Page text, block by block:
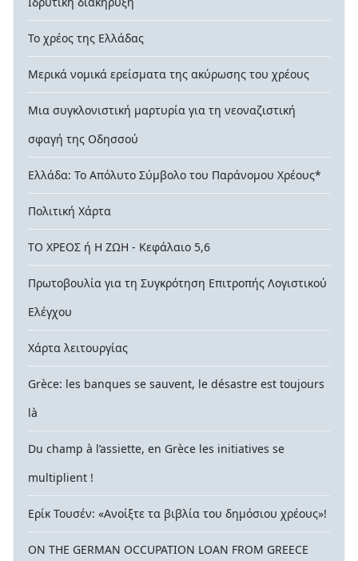
Το χρέος της Ελλάδας
Μερικά νομικά ερείσματα της ακύρωσης του χρέους
Μια συγκλονιστική μαρτυρία για τη νεοναζιστική
σφαγή της Οδησσού
Ελλάδα: Το Απόλυτο Σύμβολο του Παράνομου Χρέους*
Πολιτική Χάρτα
ΤΟ ΧΡΕΟΣ ή Η ΖΩΗ - Κεφάλαιο 5,6
Πρωτοβουλία για τη Συγκρότηση Επιτροπής Λογιστικού
Ελέγχου
Χάρτα λειτουργίας
Grèce: les banques se sauvent, le désastre est toujours
là
Du champ à l’assiette, en Grèce les initiatives se
multiplient !
Ερίκ Τουσέν: «Ανοίξτε τα βιβλία του δημόσιου χρέους»!
ON THE GERMAN OCCUPATION LOAN FROM GREECE